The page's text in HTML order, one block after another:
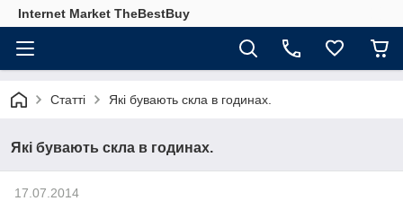
Internet Market TheBestBuy
Статті Які бувають скла в годинах.
Які бувають скла в годинах.
17.07.2014